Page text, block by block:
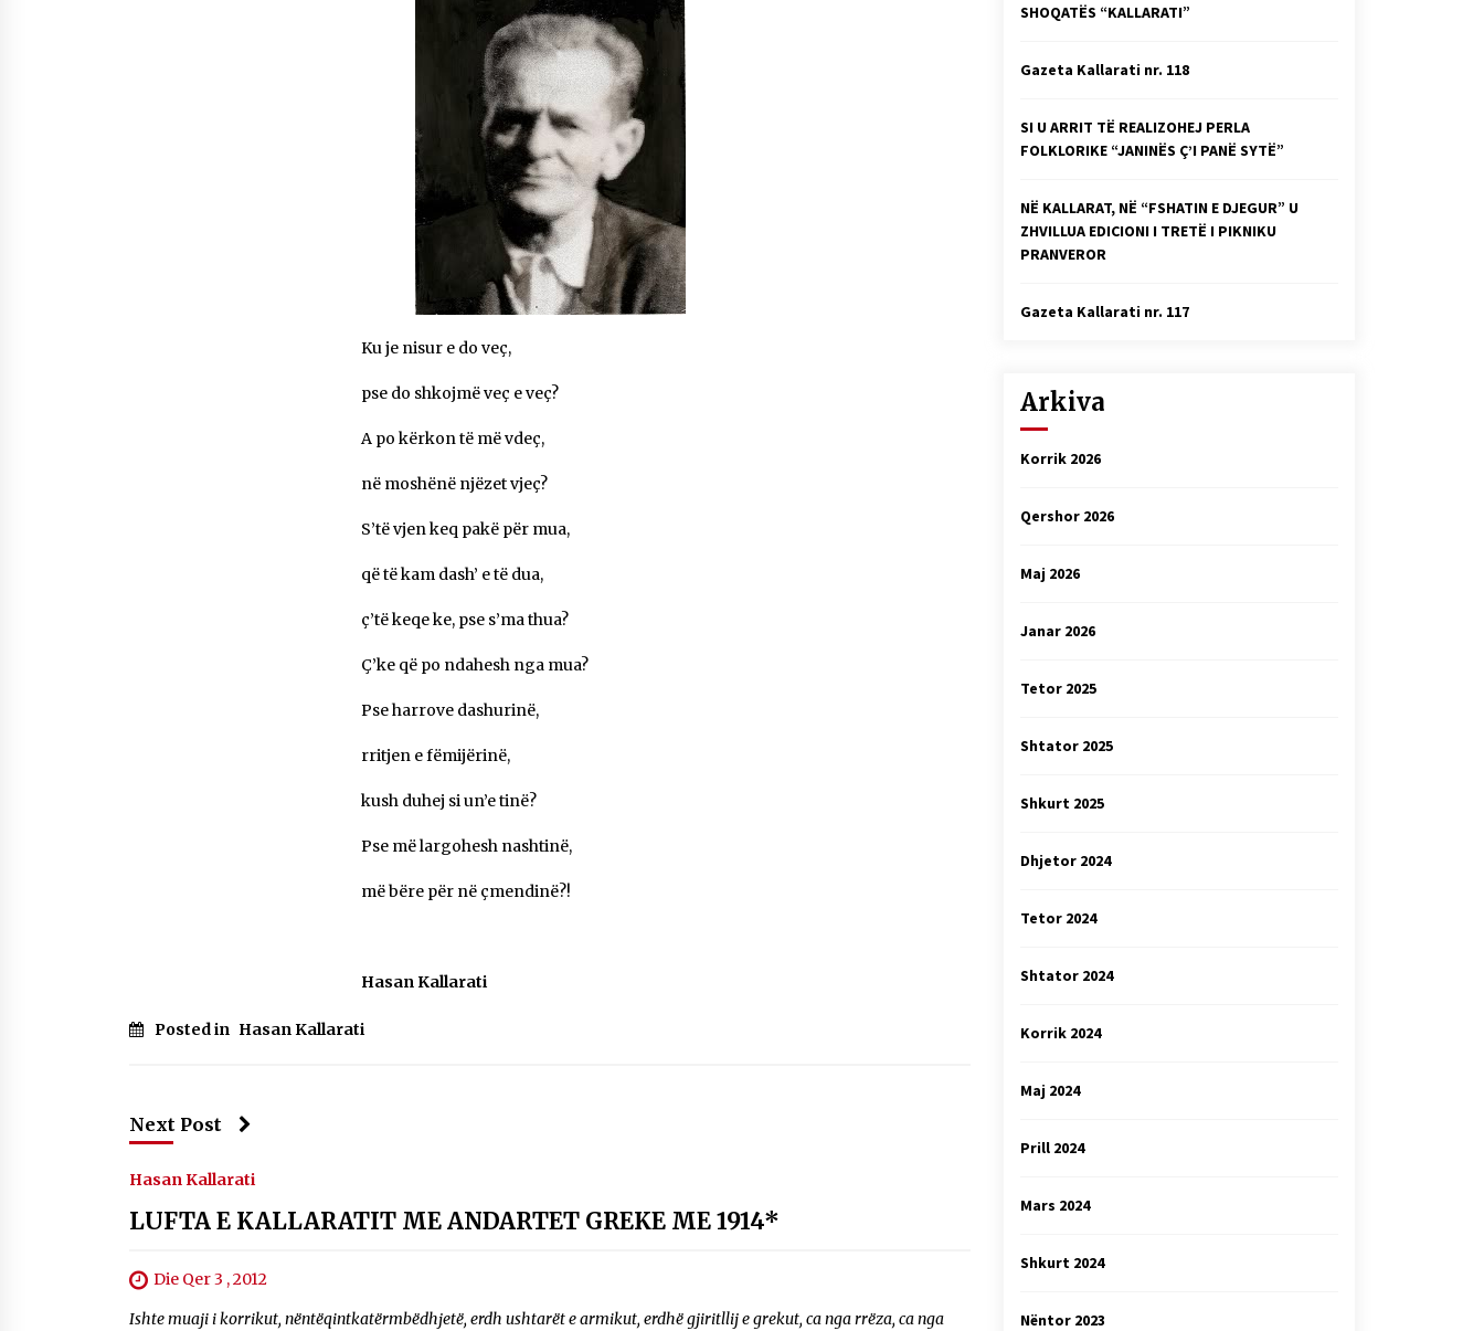
Gazeta Kallarati nr. 115
14/10/2025
Faksimilet e një 83 vjetori lufte:
04/10/2025
– ËNGJËLL HASIMAJ – “KUJTIMET E
MIA PËR KALLARATIN SI MËSUES I
MATEMATIKËS, POR EDHE SI NJË
BANOR I PËRKOHSHËM I TIJ”
12/09/2025
Gazeta Kallarati nr. 114
06/02/2025
Ku je nisur e do veç,
pse do shkojmë veç e veç?
A po kërkon të më vdeç,
në moshënë njëzet vjeç?
S’të vjen keq pakë për mua,
që të kam dash’ e të dua,
ç’të keqe ke, pse s’ma thua?
Ç’ke që po ndahesh nga mua?
Pse harrove dashurinë,
rritjen e fëmijërinë,
kush duhej si un’e tinë?
Pse më largohesh nashtinë,
më bëre për në çmendinë?!
Hasan Kallarati
Posted in Hasan Kallarati
Next Post
Hasan Kallarati
LUFTA E KALLARATIT ME ANDARTET GREKE ME 1914*
Die Qer 3 , 2012
Ishte muaji i korrikut, nëntëqintkatërmbëdhjetë, erdh ushtarët e armikut, erdhë gjiritllij e grekut, ca nga rrëza, ca nga
SHOQATËS “KALLARATI”
Gazeta Kallarati nr. 118
SI U ARRIT TË REALIZOHEJ PERLA
FOLKLORIKE “JANINËS Ç’I PANË SYTË”
NË KALLARAT, NË “FSHATIN E DJEGUR” U
ZHVILLUA EDICIONI I TRETË I PIKNIKU
PRANVEROR
Gazeta Kallarati nr. 117
Arkiva
Korrik 2026
Qershor 2026
Maj 2026
Janar 2026
Tetor 2025
Shtator 2025
Shkurt 2025
Dhjetor 2024
Tetor 2024
Shtator 2024
Korrik 2024
Maj 2024
Prill 2024
Mars 2024
Shkurt 2024
Nëntor 2023